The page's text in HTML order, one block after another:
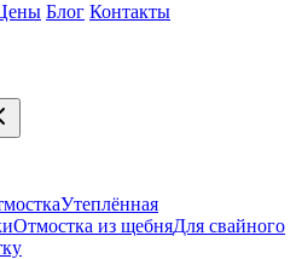
Блог Контакты
Утеплённая
Отмостка из щебняДля свайного